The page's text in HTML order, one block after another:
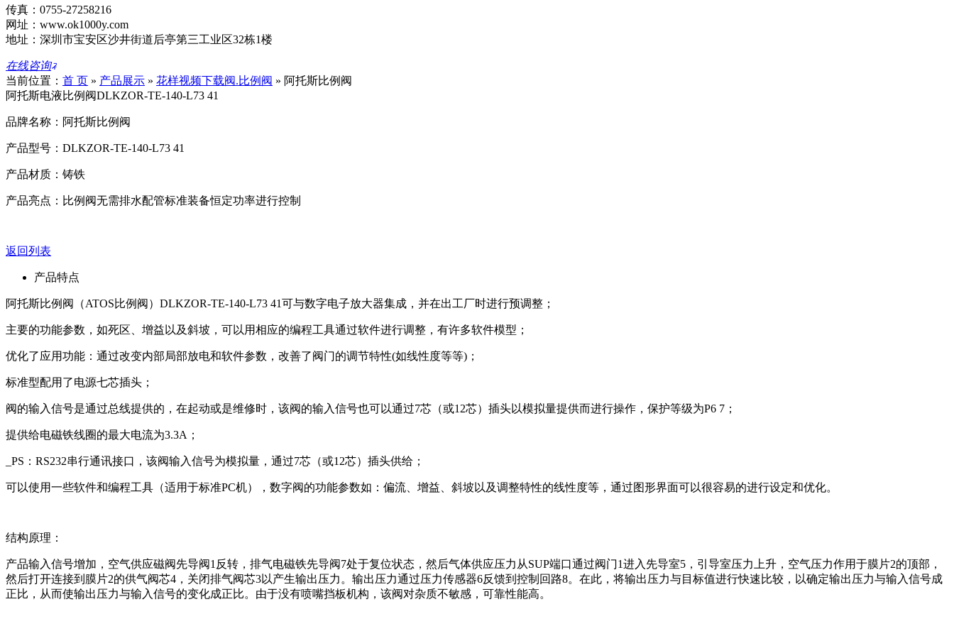
传真：0755-27258216
网址：www.ok1000y.com
地址：深圳市宝安区沙井街道后亭第三工业区32栋1楼
在线咨询
当前位置： 首 页 » 产品展示 » 花样视频下载阀.比例阀 » 阿托斯比例阀
阿托斯电液比例阀DLKZOR-TE-140-L73 41
品牌名称：阿托斯比例阀
产品型号：DLKZOR-TE-140-L73 41
产品材质：铸铁
产品亮点：比例阀无需排水配管标准装备恒定功率进行控制
返回列表
产品特点
阿托斯比例阀（ATOS比例阀）DLKZOR-TE-140-L73 41可与数字电子放大器集成，并在出工厂时进行预调整；
主要的功能参数，如死区、增益以及斜坡，可以用相应的编程工具通过软件进行调整，有许多软件模型；
优化了应用功能：通过改变内部局部放电和软件参数，改善了阀门的调节特性(如线性度等等)；
标准型配用了电源七芯插头；
阀的输入信号是通过总线提供的，在起动或是维修时，该阀的输入信号也可以通过7芯（或12芯）插头以模拟量提供而进行操作，保护等级为P6 7；
提供给电磁铁线圈的最大电流为3.3A；
_PS：RS232串行通讯接口，该阀输入信号为模拟量，通过7芯（或12芯）插头供给；
可以使用一些软件和编程工具（适用于标准PC机），数字阀的功能参数如：偏流、增益、斜坡以及调整特性的线性度等，通过图形界面可以很容易的进行设定和优化。
结构原理：
产品输入信号增加，空气供应磁阀先导阀1反转，排气电磁铁先导阀7处于复位状态，然后气体供应压力从SUP端口通过阀门1进入先导室5，引导室压力上升，空气压力作用于膜片2的顶部，
然后打开连接到膜片2的供气阀芯4，关闭排气阀芯3以产生输出压力。输出压力通过压力传感器6反馈到控制回路8。在此，将输出压力与目标值进行快速比较，以确定输出压力与输入信号成
正比，从而使输出压力与输入信号的变化成正比。由于没有喷嘴挡板机构，该阀对杂质不敏感，可靠性能高。